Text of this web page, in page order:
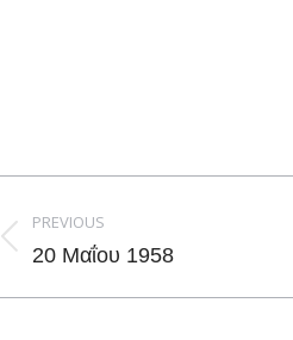
navigation
PREVIOUS
Previous
20 Μαΐου 1958